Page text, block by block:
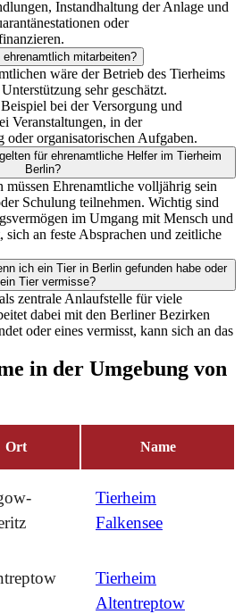
Instandhaltung der Anlage und
oder
mitarbeiten?
wäre der Betrieb des Tierheims
sehr geschätzt.
bei der Versorgung und
Veranstaltungen, in der
oder organisatorischen Aufgaben.
für ehrenamtliche Helfer im Tierheim
Berlin?
müssen Ehrenamtliche volljährig sein
Schulung teilnehmen. Wichtig sind
im Umgang mit Mensch und
an feste Absprachen und zeitliche
ich ein Tier in Berlin gefunden habe oder
Tier vermisse?
zentrale Anlaufstelle für viele
dabei mit den Berliner Bezirken
oder eines vermisst, kann sich an das
in der Umgebung von
Ort Name
Tierheim
Falkensee
Tierheim
Altentreptow